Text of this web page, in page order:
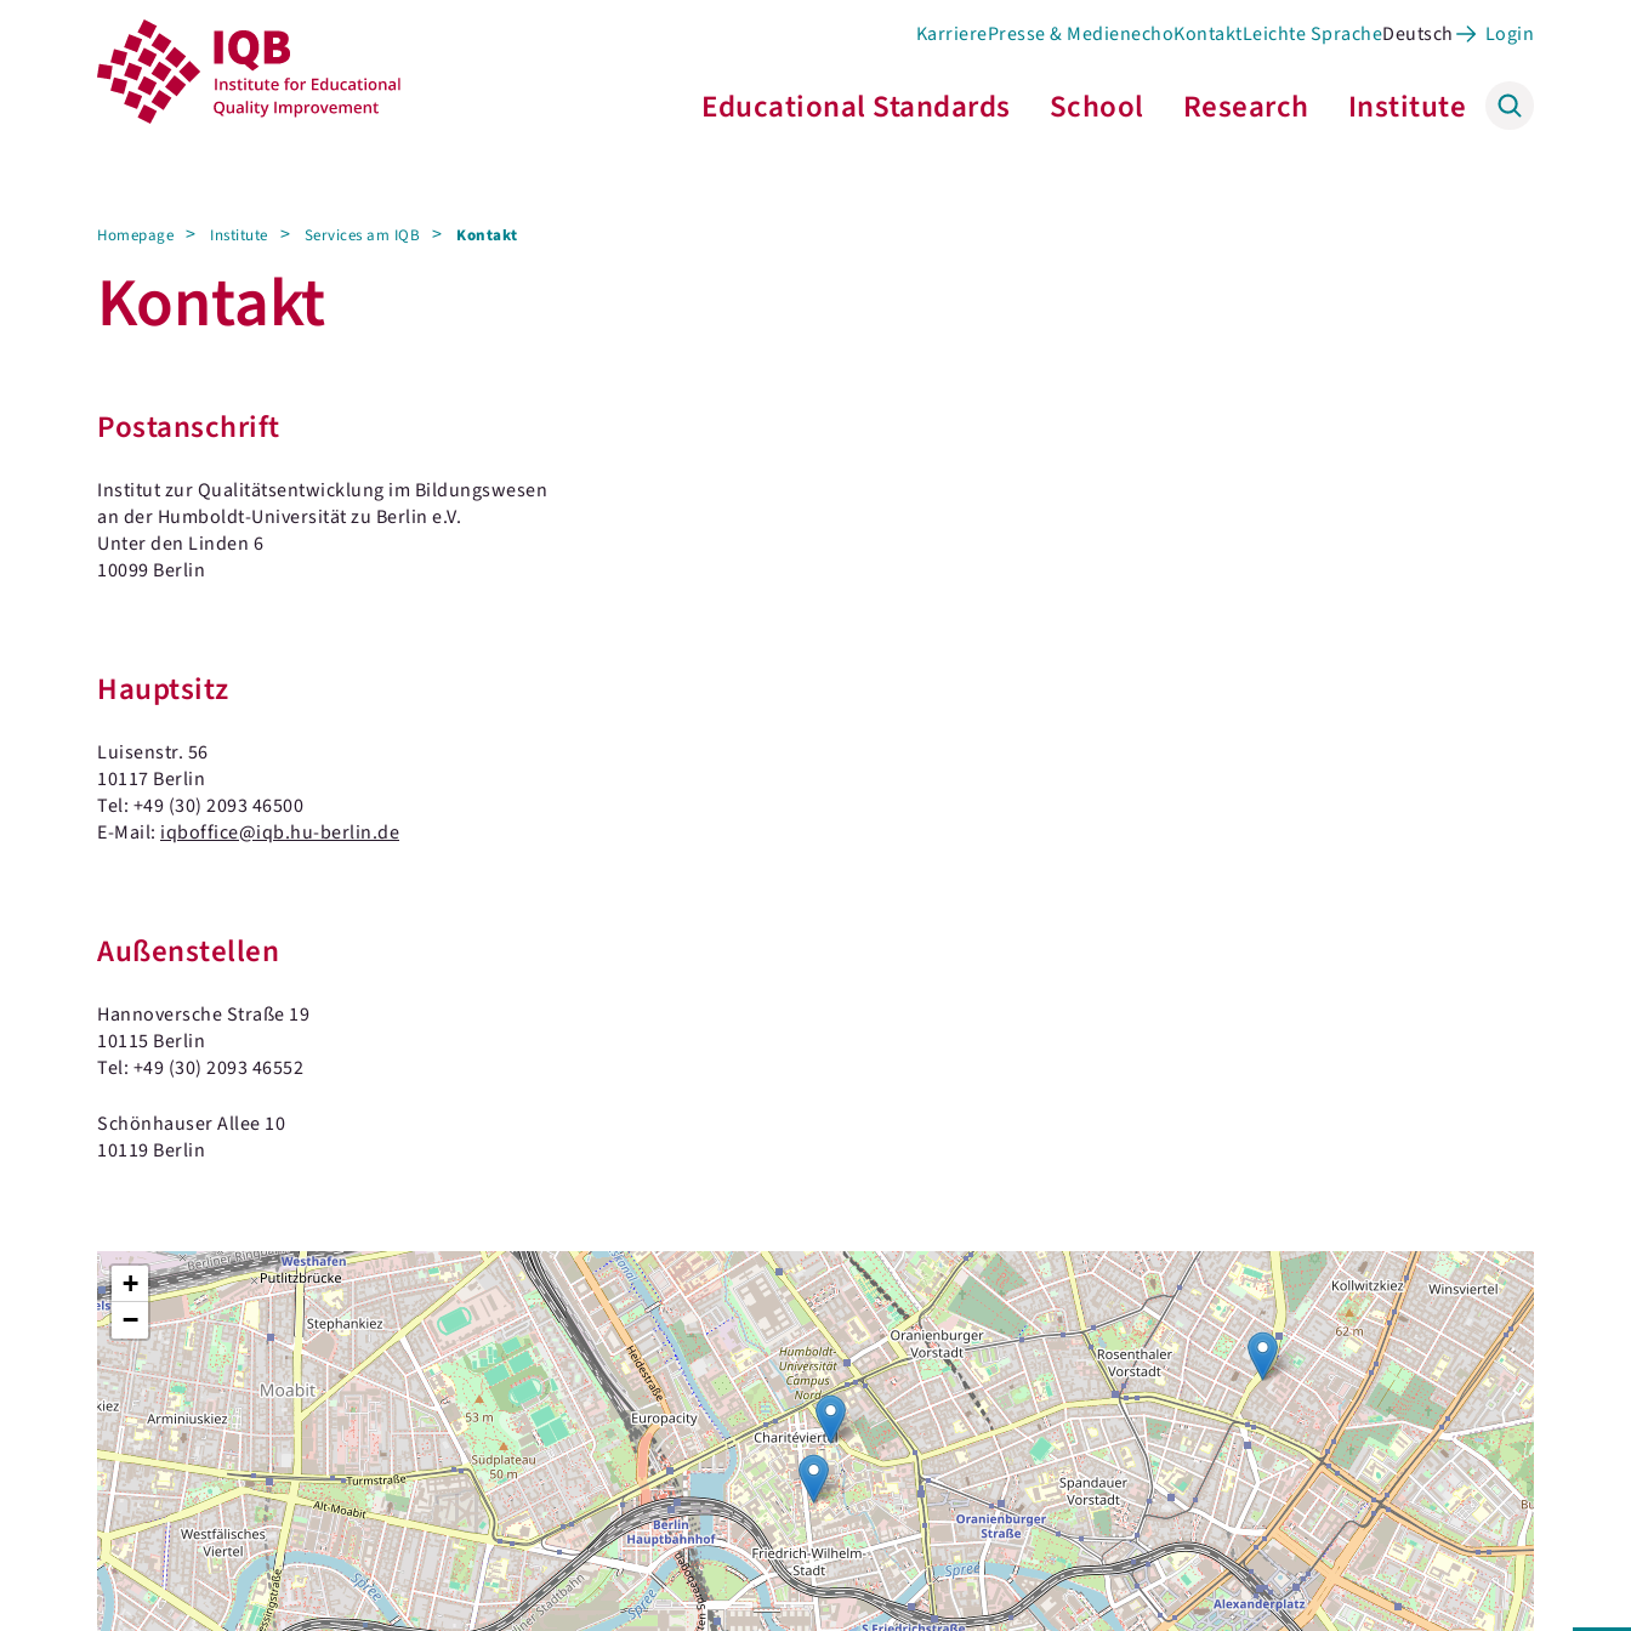
KarrierePresse & MedienechoKontaktLeichte SpracheDeutsch Login
Educational Standards School Research Institute
Homepage Institute Services am IQB Kontakt
Kontakt
Postanschrift
Institut zur Qualitätsentwicklung im Bildungswesen
an der Humboldt-Universität zu Berlin e.V.
Unter den Linden 6
10099 Berlin
Hauptsitz
Luisenstr. 56
10117 Berlin
Tel: +49 (30) 2093 46500
E-Mail: iqboffice@iqb.hu-berlin.de
Außenstellen
Hannoversche Straße 19
10115 Berlin
Tel: +49 (30) 2093 46552
Schönhauser Allee 10
10119 Berlin
+
−